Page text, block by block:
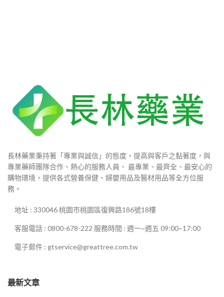
長林藥業秉持著「專業與誠信」的態度，提高與客戶之黏著度，與
專業藥師團隊合作、熱心的服務人員、 最專業、最齊全、最安心的
購物環境，提供各式營養保健、婦嬰用品及醫材用品等全方位服
務。
地址 : 330046 桃園市桃園區復興路186號18樓
客服電話 : 0800-678-222 服務時間 : 週一~週五 09:00~17:00
電子郵件 : gtservice@greattree.com.tw
最新文章